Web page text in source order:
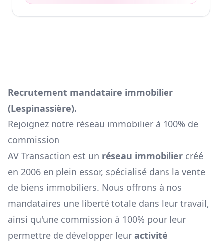
Recrutement mandataire immobilier
(Lespinassière).
Rejoignez notre réseau immobilier à 100% de
commission
AV Transaction est un réseau immobilier créé
en 2006 en plein essor, spécialisé dans la vente
de biens immobiliers. Nous offrons à nos
mandataires une liberté totale dans leur travail,
ainsi qu'une commission à 100% pour leur
permettre de développer leur activité